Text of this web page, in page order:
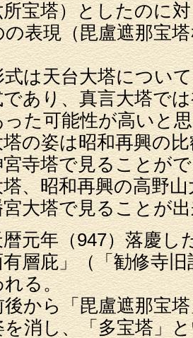
宝塔）としたのに
表現（毘盧遮那宝
は天台大塔につい
あり、真言大塔で
った可能性が高いと
塔の姿は昭和再興の
寺塔で見ることが
、昭和再興の高野
大塔で見ることが
元年（947）落慶し
層庇」（「勧修寺
れる。
から「毘盧遮那宝
消し、「多宝塔」